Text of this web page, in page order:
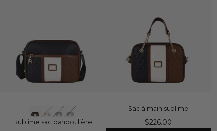
Sublime sac bandoulière
Sac à main sublime
$226.00